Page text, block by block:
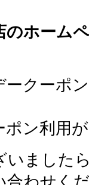
のホーム
ークーポ
ポン利用
いました
合わせく